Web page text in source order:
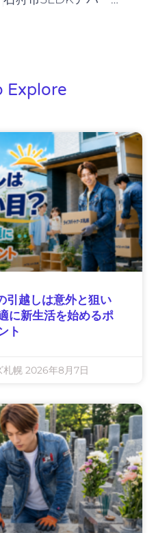
Explore
引越しは意外と狙い
に新生活を始めるポ
ト
札幌 2026年8月7日